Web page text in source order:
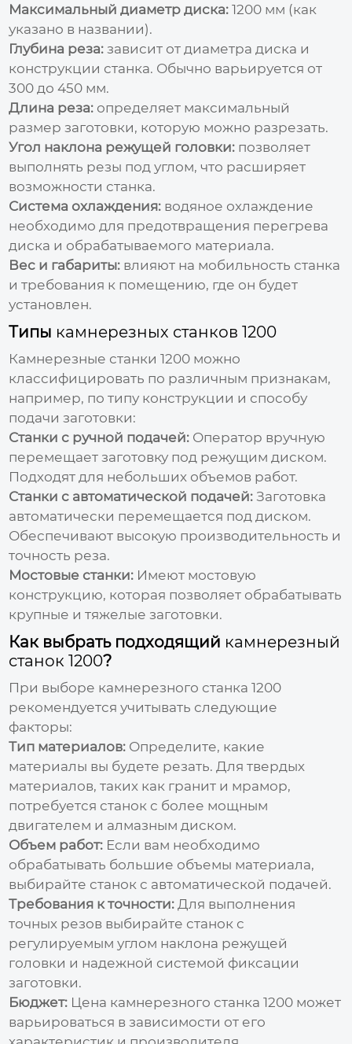
Максимальный диаметр диска: 1200 мм (как
указано в названии).
Глубина реза: зависит от диаметра диска и
конструкции станка. Обычно варьируется от
300 до 450 мм.
Длина реза: определяет максимальный
размер заготовки, которую можно разрезать.
Угол наклона режущей головки: позволяет
выполнять резы под углом, что расширяет
возможности станка.
Система охлаждения: водяное охлаждение
необходимо для предотвращения перегрева
диска и обрабатываемого материала.
Вес и габариты: влияют на мобильность станка
и требования к помещению, где он будет
установлен.
Типы камнерезных станков 1200
Камнерезные станки 1200 можно
классифицировать по различным признакам,
например, по типу конструкции и способу
подачи заготовки:
Станки с ручной подачей: Оператор вручную
перемещает заготовку под режущим диском.
Подходят для небольших объемов работ.
Станки с автоматической подачей: Заготовка
автоматически перемещается под диском.
Обеспечивают высокую производительность и
точность реза.
Мостовые станки: Имеют мостовую
конструкцию, которая позволяет обрабатывать
крупные и тяжелые заготовки.
Как выбрать подходящий камнерезный
станок 1200?
При выборе камнерезного станка 1200
рекомендуется учитывать следующие
факторы:
Тип материалов: Определите, какие
материалы вы будете резать. Для твердых
материалов, таких как гранит и мрамор,
потребуется станок с более мощным
двигателем и алмазным диском.
Объем работ: Если вам необходимо
обрабатывать большие объемы материала,
выбирайте станок с автоматической подачей.
Требования к точности: Для выполнения
точных резов выбирайте станок с
регулируемым углом наклона режущей
головки и надежной системой фиксации
заготовки.
Бюджет: Цена камнерезного станка 1200 может
варьироваться в зависимости от его